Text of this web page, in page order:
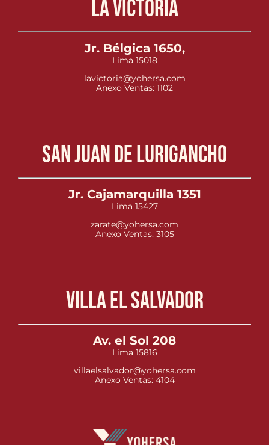
La Victoria
Jr. Bélgica 1650,
Lima 15018
lavictoria@yohersa.com
Anexo Ventas: 1102
San Juan de Lurigancho
Jr. Cajamarquilla 1351
Lima 15427
zarate@yohersa.com
Anexo Ventas: 3105
Villa el Salvador
Av. el Sol 208
Lima 15816
villaelsalvador@yohersa.com
Anexo Ventas: 4104